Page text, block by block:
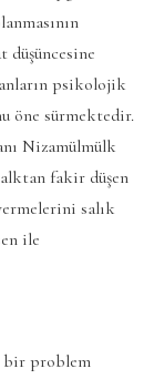
düşüncesine
psikolojik
öne sürmektedir.
Nizamülmülk
fakir düşen
salık
ile
bir problem